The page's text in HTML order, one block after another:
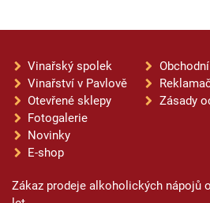
Vinařský spolek
Vinařství v Pavlově
Otevřené sklepy
Fotogalerie
Novinky
E-shop
Zásady
Zákaz prodeje alkoholických nápojů